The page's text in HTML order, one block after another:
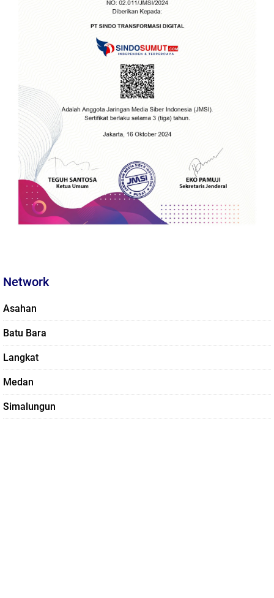
Network
Asahan
Batu Bara
Langkat
Medan
Simalungun